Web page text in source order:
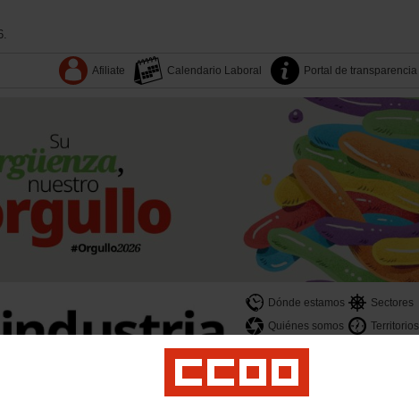
Afiliate Calendario Laboral Portal de transparencia
Dónde estamos Sectores
Quiénes somos
Territorios